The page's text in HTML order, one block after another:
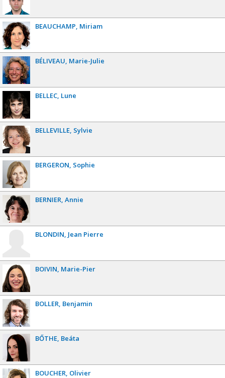
BEAUCHAMP Miriam
BÉLIVEAU Marie-Julie
BELLEC Lune
BELLEVILLE Sylvie
BERGERON Sophie
BERNIER Annie
BLONDIN Jean Pierre
BOIVIN Marie-Pier
BOLLER Benjamin
BŐTHE Beáta
BOUCHER Olivier